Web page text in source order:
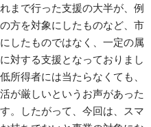
まで行った支援の大半が、例
方を対象にしたものなど、市
したものではなく、一定の属
対する支援となっておりまし
所得者には当たらなくても、
が厳しいというお声があった
。したがって、今回は、スマ